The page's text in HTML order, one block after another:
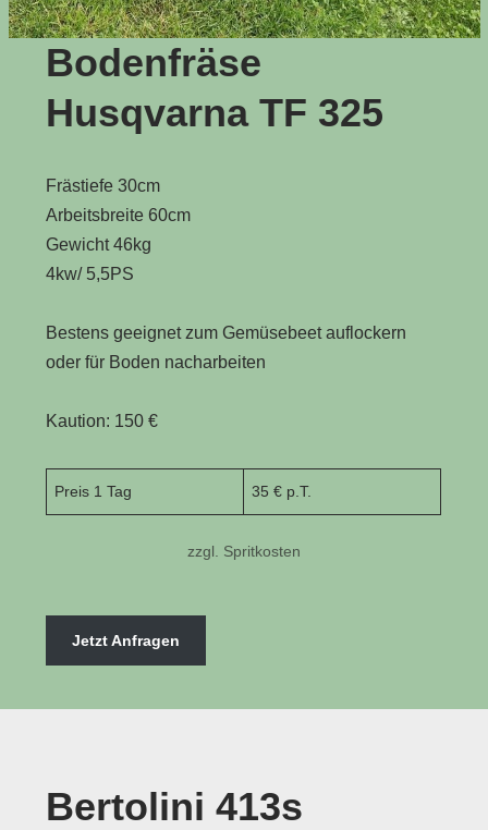
Bodenfräse
Husqvarna TF 325
Frästiefe 30cm
Arbeitsbreite 60cm
Gewicht 46kg
4kw/ 5,5PS
Bestens geeignet zum Gemüsebeet auflockern
oder für Boden nacharbeiten
Kaution: 150 €
Preis 1 Tag 35 € p.T.
zzgl. Spritkosten
Jetzt Anfragen
Bertolini 413s